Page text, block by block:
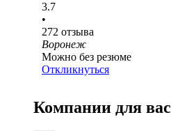
3.7
•
272 отзыва
Воронеж
Можно без резюме
Откликнуться
Компании для вас